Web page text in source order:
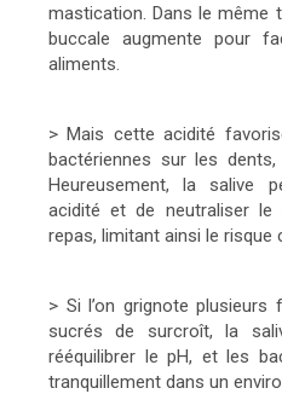
mastication. Dans le même
buccale augmente pour
aliments.
> Mais cette acidité
bactériennes sur les
Heureusement, la salive
acidité et de neutraliser le
repas, limitant ainsi le risque
> Si l’on grignote
sucrés de surcroît, la
rééquilibrer le pH, et les
tranquillement dans un